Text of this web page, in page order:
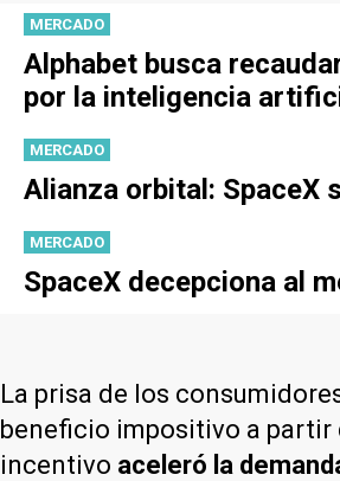
MERCADO
Alphabet busca
por la inteligencia
MERCADO
Alianza orbital: SpaceX
MERCADO
SpaceX decepciona al
La prisa de los
beneficio impositivo a partir
incentivo aceleró la